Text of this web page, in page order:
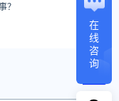
？
1
在
线
咨
询